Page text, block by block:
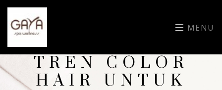
MENU
TREN COLOR
HAIR UNTUK